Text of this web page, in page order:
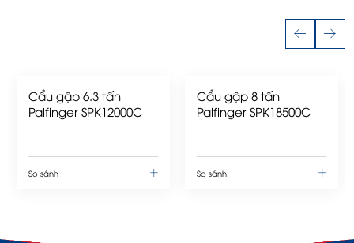
Cẩu gập 6.3 tấn
Palfinger SPK12000C
So sánh
Cẩu gập 8 tấn
Palfinger SPK18500C
So sánh